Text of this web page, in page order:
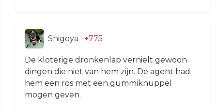
Shigoya +775
De kloterige dronkenlap vernielt gewoon
dingen die niet van hem zijn. De agent had
hem een ros met een gummiknuppel
mogen geven.